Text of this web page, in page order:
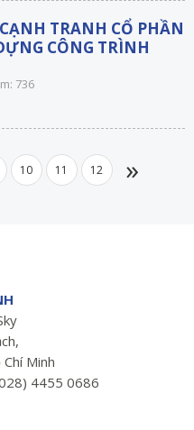
TRANH CỔ PHẦN
CÔNG TRÌNH
736
10 11 12 »
Minh
4455 0686